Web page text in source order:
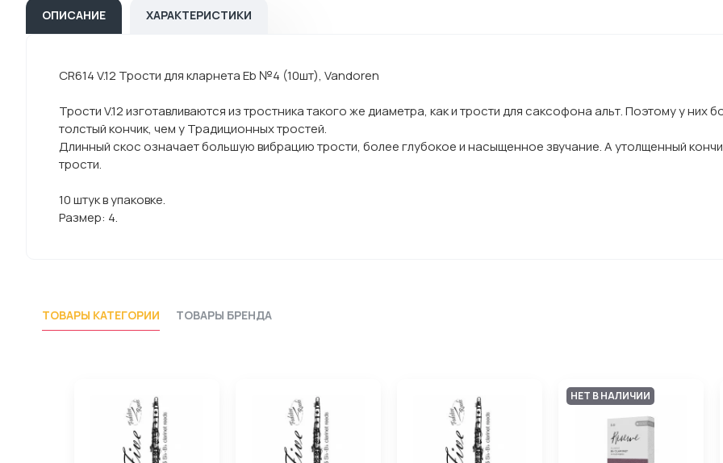
ОПИСАНИЕ ХАРАКТЕРИСТИКИ
CR614 V.12 Трости для кларнета Eb №4 (10шт), Vandoren
Трости V.12 изготавливаются из тростника такого же диаметра, как и трости для саксофона альт. Поэтому у них
толстый кончик, чем у Традиционных тростей.
Длинный скос означает большую вибрацию трости, более глубокое и насыщенное звучание. А утолщенный
трости.
10 штук в упаковке.
Размер: 4.
ТОВАРЫ КАТЕГОРИИ ТОВАРЫ БРЕНДА
НЕТ В НАЛИЧИИ